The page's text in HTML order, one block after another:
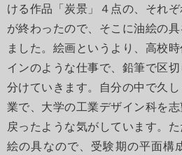
ける作品「炭景」４点の、それ
が終わったので、そこに油絵の
ました。絵画というより、高校
インのような仕事で、鉛筆で区
分けていきます。自分の中で久
業で、大学の工業デザイン科を
戻ったような気がしています。
絵の具なので、受験期の平面構